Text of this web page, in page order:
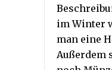
im Winter
man eine
Außerdem